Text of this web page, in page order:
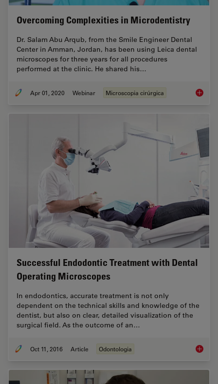
Overcoming Complexities in Microdentistry
Dr. Salam Abu Arqub, from the Smile Engineer Dental
Center in Amman, Jordan, has been using Leica dental
microscopes for three years for all procedures
performed at the clinic. He shared his…
Apr 01, 2020 Webinar Microscopia cirúrgica
Successful Endodontic Treatment with Dental
Operating Microscopes
In endodontics, accurate treatment is not only
dependent on the technical skills and knowledge of the
dentist, but also on clear, detailed visualization of the
surgical field. As the outcome of an…
Oct 11, 2016 Article Odontologia